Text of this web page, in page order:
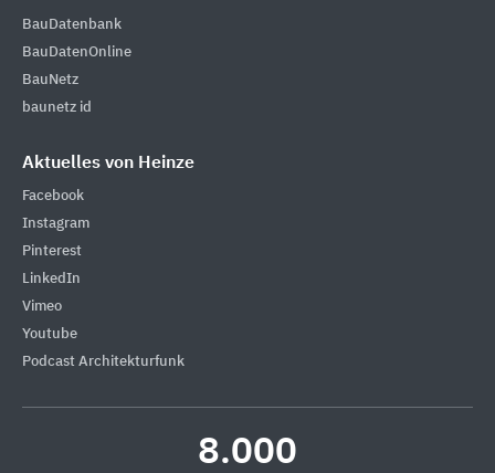
BauDatenbank
BauDatenOnline
BauNetz
baunetz id
Aktuelles von Heinze
Facebook
Instagram
Pinterest
LinkedIn
Vimeo
Youtube
Podcast Architekturfunk
8.000